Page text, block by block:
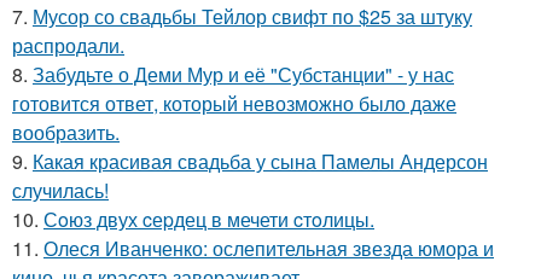
7. Мусор со свадьбы Тейлор свифт по $25 за штуку
распродали.
8. Забудьте о Деми Мур и её "Субстанции" - у нас
готовится ответ, который невозможно было даже
вообразить.
9. Какая красивая свадьба у сына Памелы Андерсон
случилась!
10. Сoюз двух cеpдец в мечети cтoлицы.
11. Олеся Иванченко: ослепительная звезда юмора и